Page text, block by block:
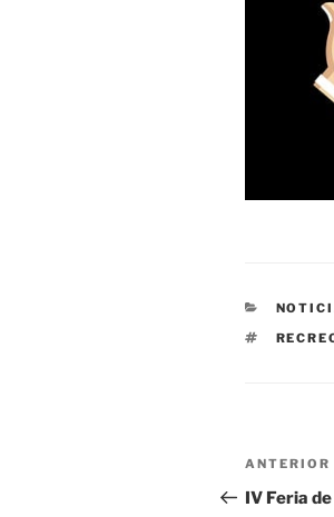
de
Entrada
anterior:
ANTERIOR
IV Feria